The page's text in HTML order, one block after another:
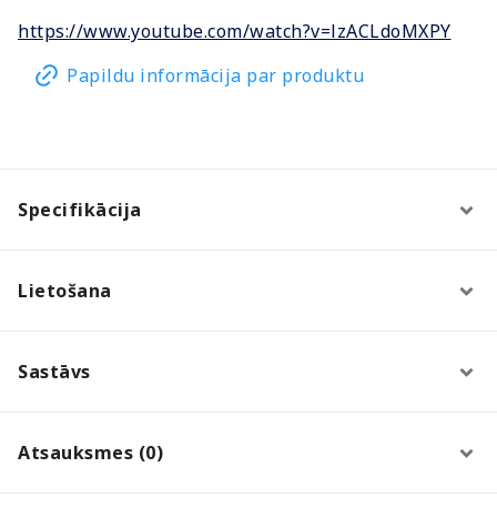
https://www.youtube.com/watch?v=lzACLdoMXPY
Papildu informācija par produktu
Specifikācija
Lietošana
Sastāvs
Atsauksmes (0)